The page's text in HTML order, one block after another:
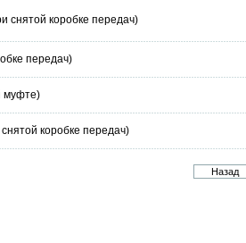
снятой коробке передач)
передач)
муфте)
коробке передач)